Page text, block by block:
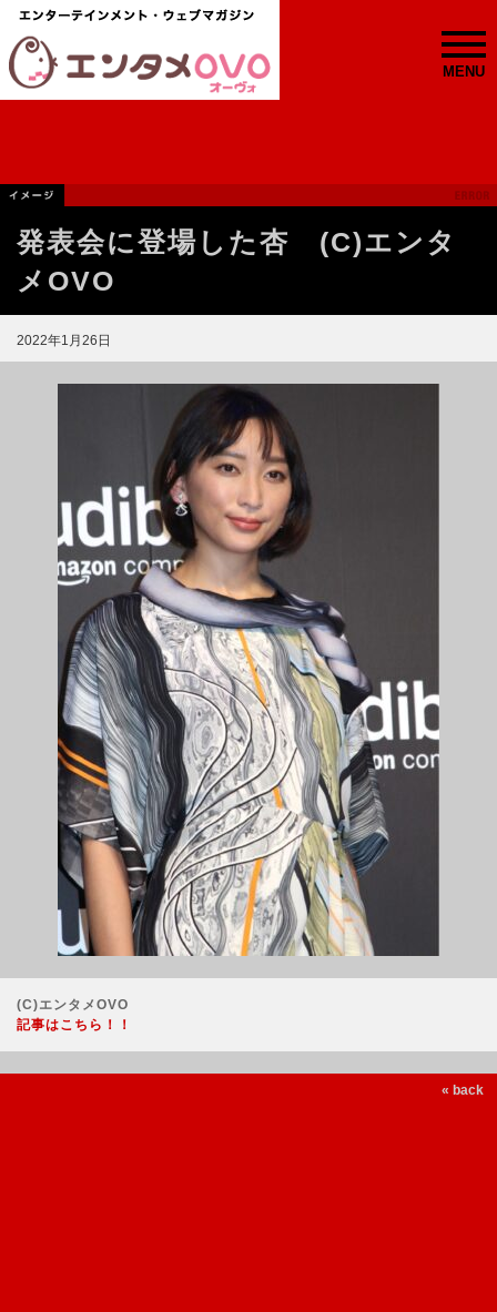
MENU
発表会に登場した杏 (C)エンタ
メOVO
2022年1月26日
(C)エンタメOVO
記事はこちら！！
« back